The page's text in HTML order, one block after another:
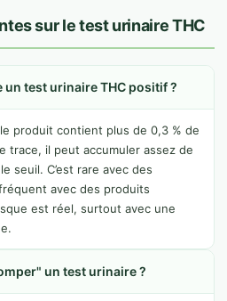
sur le test urinaire THC
un test urinaire THC positif ?
produit contient plus de 0,3 % de
trace, il peut accumuler assez de
seuil. C’est rare avec des
avec des produits
est réel, surtout avec une
un test urinaire ?